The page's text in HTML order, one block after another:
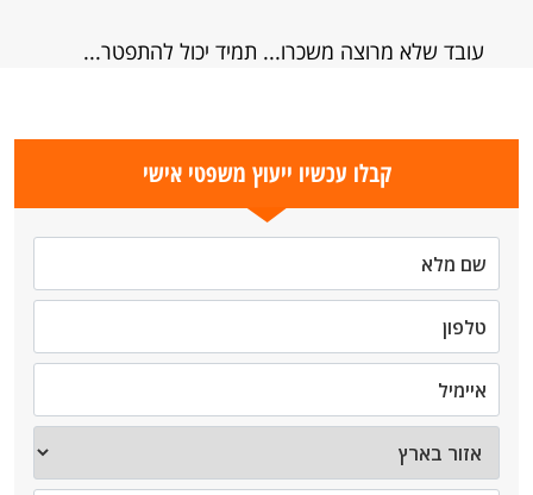
עובד שלא מרוצה משכרו... תמיד יכול להתפטר...
קבלו עכשיו ייעוץ משפטי אישי